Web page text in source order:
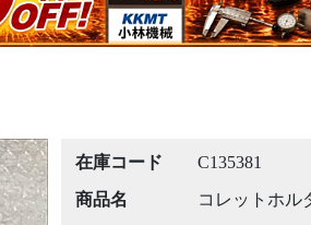
在庫コード
C135381
商品名
コレットホル